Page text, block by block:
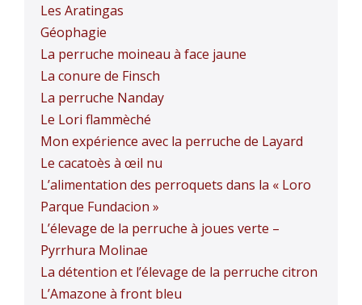
Les Aratingas
Géophagie
La perruche moineau à face jaune
La conure de Finsch
La perruche Nanday
Le Lori flammèché
Mon expérience avec la perruche de Layard
Le cacatoès à œil nu
L’alimentation des perroquets dans la « Loro
Parque Fundacion »
L’élevage de la perruche à joues verte –
Pyrrhura Molinae
La détention et l’élevage de la perruche citron
L’Amazone à front bleu